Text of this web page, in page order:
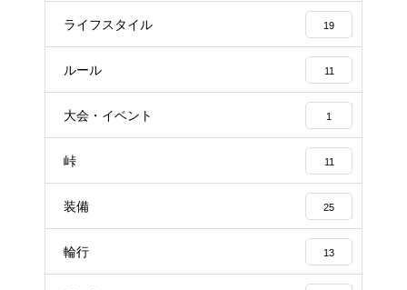
ライフスタイル 19
ルール 11
大会・イベント 1
峠 11
装備 25
輪行 13